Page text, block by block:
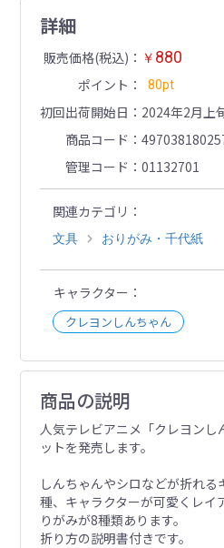
詳細
販売価格(税込) ￥ 880
ポイント 80pt
初回出荷開始日
2024年2月上
商品コード
管理コード
01132701
関連カテゴリ
文具 おりがみ・千代紙
キャラクター
クレヨンしんちゃん
商品の説明
人気テレビアニメ「クレヨンし
ットを発売します。
しんちゃんやシロなどが折れ
種、キャラクターが可愛くレイ
りがみが8種類あります。
折り方の説明書付きです。